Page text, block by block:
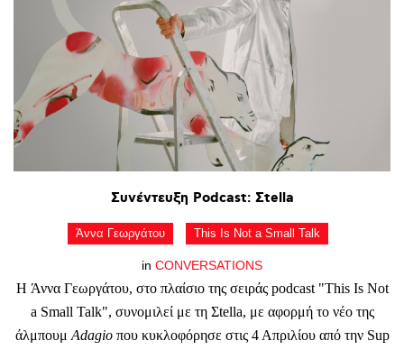
Συνέντευξη Podcast: Σtella
Άννα Γεωργάτου This Is Not a Small Talk
in CONVERSATIONS
Η Άννα Γεωργάτου, στο πλαίσιο της σειράς podcast "This Is Not
a Small Talk", συνομιλεί με τη Σtella, με αφορμή το νέο της
άλμπουμ Adagioπου κυκλοφόρησε στις 4 Απριλίου από την Sup